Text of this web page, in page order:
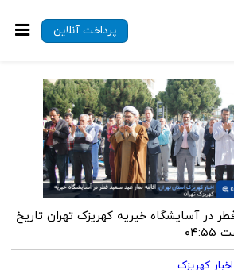
پرداخت آنلاین
در آسایشگاه خیریه کهریزک تهرانتاریخ
اخبار کهریزک